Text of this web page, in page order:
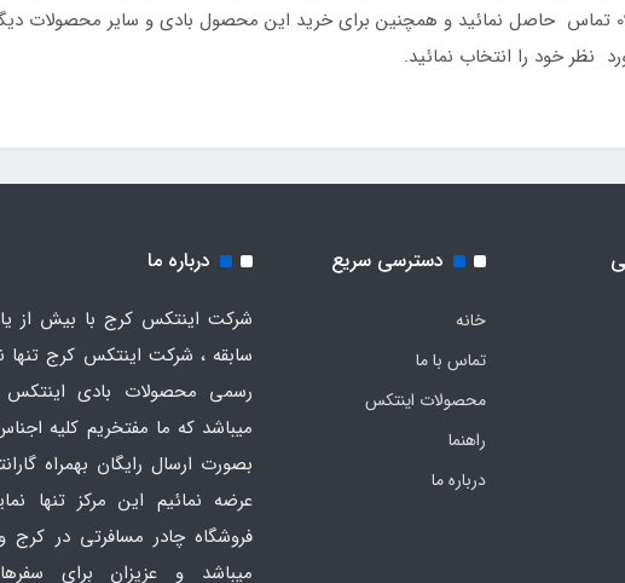
برای مشاوره با شماره تلفن 09126389358 تماس حاصل نمائید و همچنین برای خرید این محصول بادی و
نظر خود را انتخاب نمائید.
دسترسی سریع
خانه
تماس با ما
محصولات اینتکس
راهنما
درباره ما
درباره ما
شرکت اینتکس کرج با بیش از
سابقه ، شرکت اینتکس کرج تنها
رسمی محصولات بادی
میباشد که ما مفتخریم کلیه
بصورت ارسال رایگان بهمراه
عرضه نمائیم این مرکز تنها
فروشگاه چادر مسافرتی در کرج
میباشد و عزیزان برای